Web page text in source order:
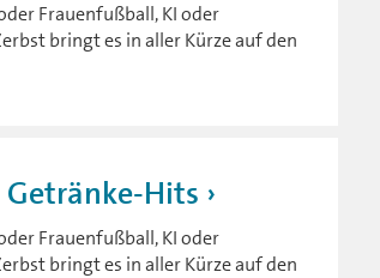
Frauenfußball, KI oder
bringt es in aller Kürze auf den
Getränke-Hits
Frauenfußball, KI oder
bringt es in aller Kürze auf den